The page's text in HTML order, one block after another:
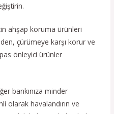
ahşap koruma ürünleri
çürümeye karşı korur ve
önleyici ürünler
bankınıza minder
olarak havalandırın ve